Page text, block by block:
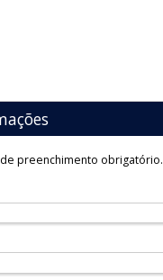
preenchimento obrigatório.